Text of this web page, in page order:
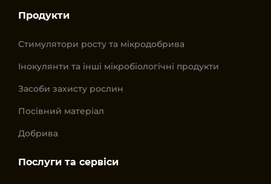
Продукти
Стимулятори росту та мікродобрива
Інокулянти та інші мікробіологічні продукти
Засоби захисту рослин
Посівний матеріал
Добрива
Послуги та сервіси